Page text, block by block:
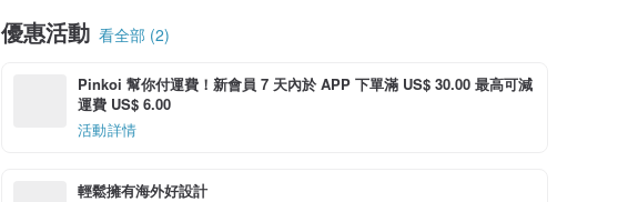
優惠活動 看全部 (2)
Pinkoi 幫你付運費！新會員 7 天內於 APP 下單滿 US$ 30.00 最高可減
運費 US$ 6.00
活動詳情
輕鬆擁有海外好設計